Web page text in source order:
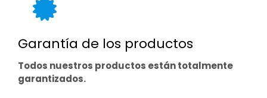
Garantía de los productos
Todos nuestros productos están totalmente
garantizados.